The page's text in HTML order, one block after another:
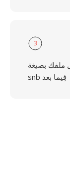
3
ملفك بصيغة
snb فِيما بعد